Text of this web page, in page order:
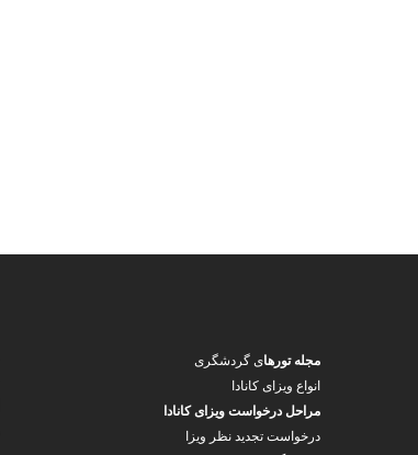
مجله تورهای گردشگری
انواع ویزای کانادا
مراحل درخواست ویزای کانادا
درخواست تجدید نظر ویزا